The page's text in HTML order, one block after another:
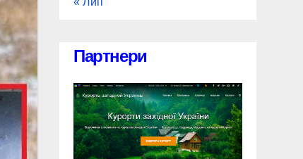
Партнери